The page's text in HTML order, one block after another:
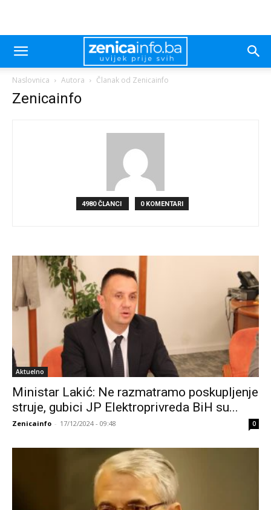
Naslovnica Autora Članak od Zenicainfo
Zenicainfo
4980 ČLANCI 0 KOMENTARI
Aktuelno
Ministar Lakić: Ne razmatramo poskupljenje
struje, gubici JP Elektroprivreda BiH su...
Zenicainfo - 17/12/2024 - 09:48 0